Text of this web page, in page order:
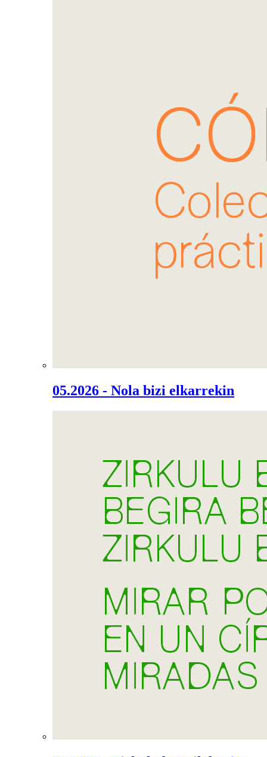
05.2026 - Nola bizi elkarrekin